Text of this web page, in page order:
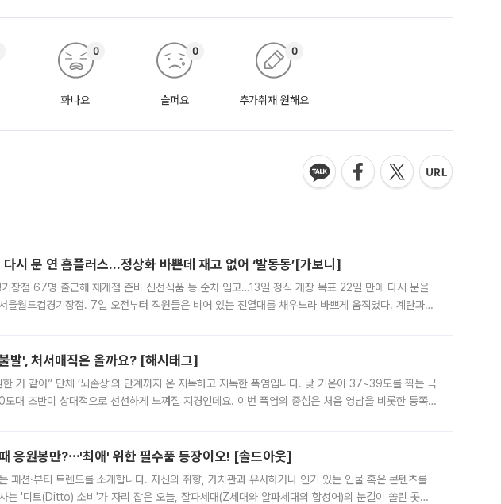
화나요
0
슬퍼요
0
추가취재 원해요
0
시 문 연 홈플러스…정상화 바쁜데 재고 없어 ‘발동동’[가보니]
기장점 67명 출근해 재개점 준비 신선식품 등 순차 입고…13일 정식 개장 목표 22일 만에 다시 문을
울월드컵경기장점. 7일 오전부터 직원들은 비어 있는 진열대를 채우느라 바쁘게 움직였다. 계란과
발', 처서매직은 올까요? [해시태그]
한 거 같아” 단체 ‘뇌손상’의 단계까지 온 지독하고 지독한 폭염입니다. 낮 기온이 37~39도를 찍는 극
대 초반이 상대적으로 선선하게 느껴질 지경인데요. 이번 폭염의 중심은 처음 영남을 비롯한 동쪽
응원봉만?⋯'최애' 위한 필수품 등장이오! [솔드아웃]
패션·뷰티 트렌드를 소개합니다. 자신의 취향, 가치관과 유사하거나 인기 있는 인물 혹은 콘텐츠를
는 '디토(Ditto) 소비'가 자리 잡은 오늘, 잘파세대(Z세대와 알파세대의 합성어)의 눈길이 쏠린 곳은